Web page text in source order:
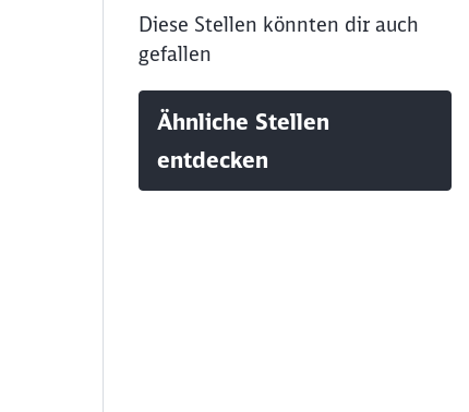
Diese Stellen könnten dir auch
gefallen
Ähnliche Stellen
entdecken